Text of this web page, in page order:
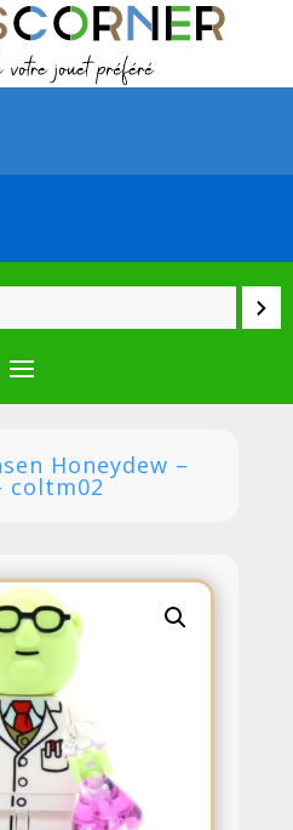
Honeydew –
coltm02